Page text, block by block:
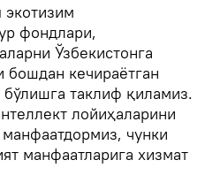
экотизим
фондлари,
Ўзбекистонга
кечираётган
таклиф қиламиз.
лойиҳаларини
чунки
манфаатларига хизмат